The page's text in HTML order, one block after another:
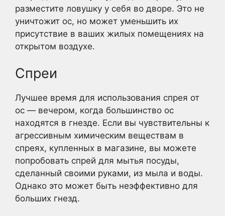
разместите ловушку у себя во дворе. Это не
уничтожит ос, но может уменьшить их
присутствие в ваших жилых помещениях на
открытом воздухе.
Спреи
Лучшее время для использования спрея от
ос — вечером, когда большинство ос
находятся в гнезде. Если вы чувствительны к
агрессивным химическим веществам в
спреях, купленных в магазине, вы можете
попробовать спрей для мытья посуды,
сделанный своими руками, из мыла и воды.
Однако это может быть неэффективно для
больших гнезд.